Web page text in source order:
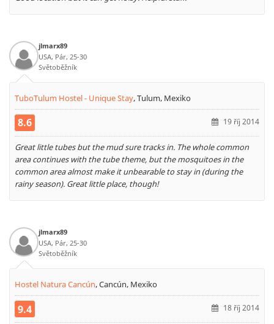
jlmarx89
USA, Pár, 25-30
Světoběžník
TuboTulum Hostel - Unique Stay,Tulum, Mexiko
8.6 19 říj 2014
Great little tubes but the mud sure tracks in. The whole common
area continues with the tube theme, but the mosquitoes in the
common area almost make it unbearable to stay in (during the
rainy season). Great little place, though!
jlmarx89
USA, Pár, 25-30
Světoběžník
Hostel Natura Cancún,Cancún, Mexiko
9.4 18 říj 2014